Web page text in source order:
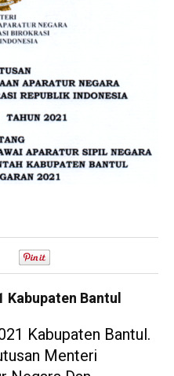
Kabupaten Bantul
Kabupaten Bantul.
Menteri